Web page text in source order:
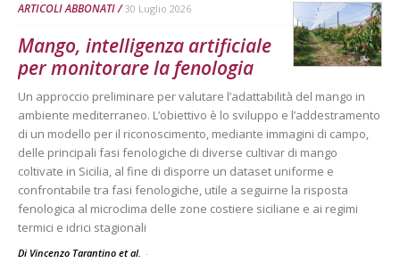
ARTICOLI ABBONATI 30 Luglio 2026
Mango, intelligenza artificiale
per monitorare la fenologia
Un approccio preliminare per valutare l’adattabilità del mango in
ambiente mediterraneo. L’obiettivo è lo sviluppo e l’addestramento
di un modello per il riconoscimento, mediante immagini di campo,
delle principali fasi fenologiche di diverse cultivar di mango
coltivate in Sicilia, al fine di disporre un dataset uniforme e
confrontabile tra fasi fenologiche, utile a seguirne la risposta
fenologica al microclima delle zone costiere siciliane e ai regimi
termici e idrici stagionali
Di Vincenzo Tarantino et al. -